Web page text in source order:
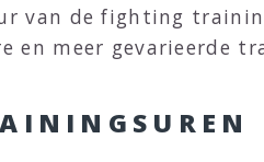
van de fighting
en meer gevarieerde